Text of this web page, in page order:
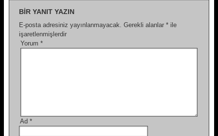
BIR YANIT YAZIN
E-posta adresiniz yayınlanmayacak. Gerekli alanlar * ile
işaretlenmişlerdir
Yorum *
Ad *